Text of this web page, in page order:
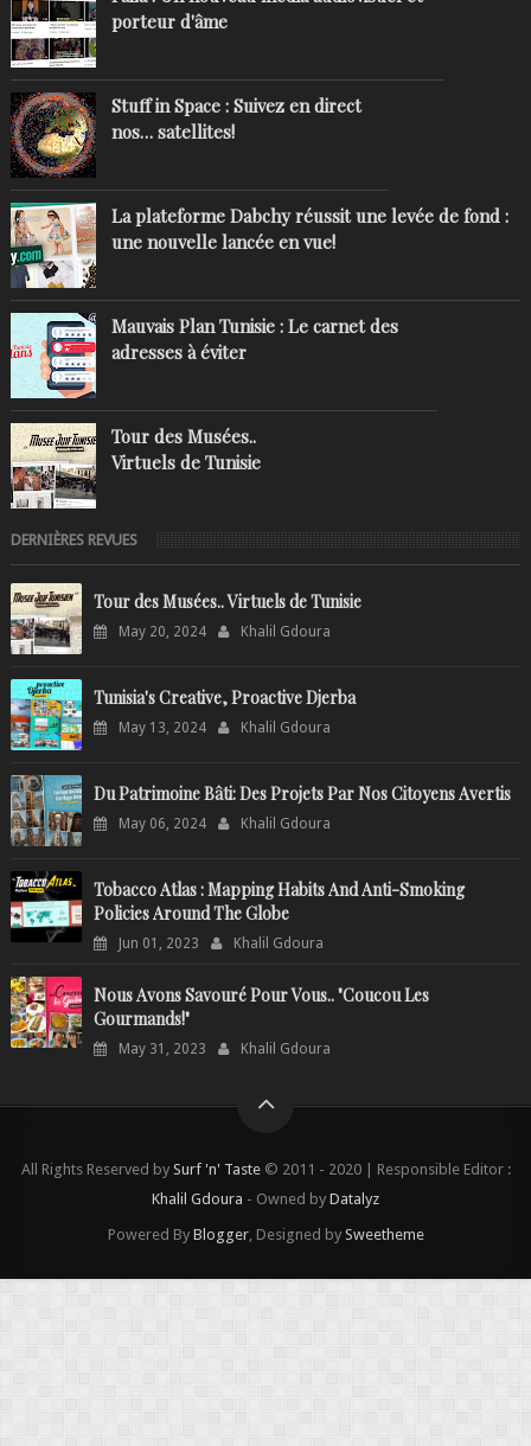
porteur d'âme
Stuff in Space : Suivez en direct
nos… satellites!
La plateforme Dabchy réussit une levée de fond :
une nouvelle lancée en vue!
Mauvais Plan Tunisie : Le carnet des
adresses à éviter
Tour des Musées..
Virtuels de Tunisie
DERNIÈRES REVUES
Tour des Musées.. Virtuels de Tunisie
May 20, 2024 Khalil Gdoura
Tunisia's Creative, Proactive Djerba
May 13, 2024 Khalil Gdoura
Du Patrimoine Bâti: Des Projets Par Nos Citoyens Avertis
May 06, 2024 Khalil Gdoura
Tobacco Atlas : Mapping Habits And Anti-Smoking
Policies Around The Globe
Jun 01, 2023 Khalil Gdoura
Nous Avons Savouré Pour Vous.. "Coucou Les
Gourmands!"
May 31, 2023 Khalil Gdoura
All Rights Reserved by Surf 'n' Taste© 2011 - 2020 | Responsible Editor :
Khalil Gdoura - Owned by Datalyz
Powered By Blogger, Designed by Sweetheme